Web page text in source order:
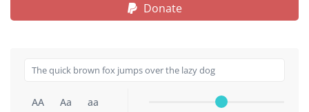
Donate
AA Aa aa